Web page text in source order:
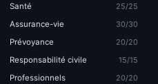
Santé
25/25
Assurance-vie
30/30
Prévoyance
20/20
Responsabilité civile
15/15
Professionnels
20/20